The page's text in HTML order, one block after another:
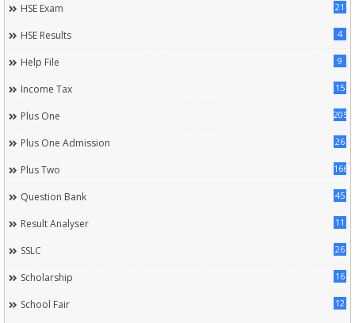
HSE Exam 21
HSE Results 4
Help File 9
Income Tax 15
Plus One 205
Plus One Admission 26
Plus Two 166
Question Bank 45
Result Analyser 11
SSLC 26
Scholarship 16
School Fair 12